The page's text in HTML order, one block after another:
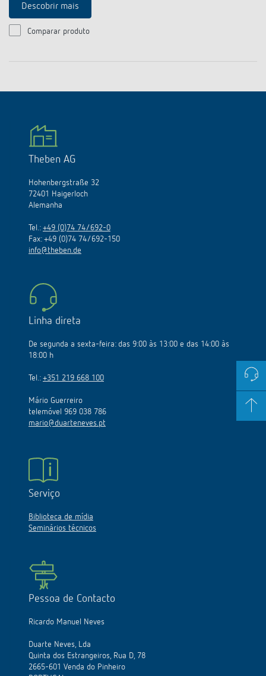
Descobrir mais
Comparar produto
Theben AG
Hohenbergstraße 32
72401 Haigerloch
Alemanha
Tel.: +49 (0)74 74/692-0
Fax: +49 (0)74 74/692-150
info@theben.de
Linha direta
De segunda a sexta-feira: das 9:00 às 13:00 e das 14:00 às
18:00 h
Tel.: +351 219 668 100
Mário Guerreiro
telemóvel 969 038 786
mario@duarteneves.pt
Serviço
Biblioteca de mídia
Seminários técnicos
Pessoa de Contacto
Ricardo Manuel Neves
Duarte Neves, Lda
Quinta dos Estrangeiros, Rua D, 78
2665-601 Venda do Pinheiro